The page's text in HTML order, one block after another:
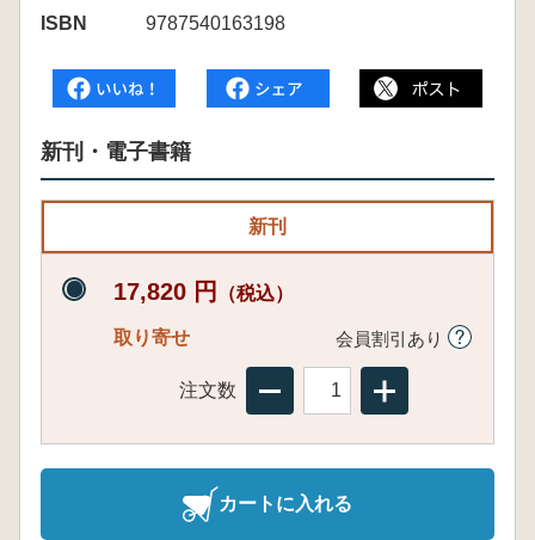
ISBN
9787540163198
新刊・電子書籍
新刊
17,820 円 （税込）
取り寄せ 会員割引あり
注文数
カートに入れる